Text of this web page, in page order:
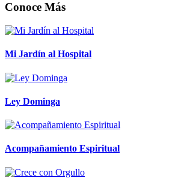
Conoce Más
Mi Jardín al Hospital
Ley Dominga
Acompañamiento Espiritual